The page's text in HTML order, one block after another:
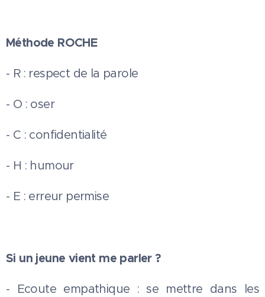
Méthode ROCHE
- R : respect de la parole
- O : oser
- C : confidentialité
- H : humour
- E : erreur permise
Si un jeune vient me parler ?
- Ecoute empathique : se mettre dans les